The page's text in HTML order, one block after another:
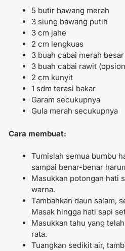
5 butir bawang merah
3 siung bawang putih
3 cm jahe
2 cm lengkuas
3 buah cabai merah
3 buah cabai rawit
2 cm kunyit
1 sdm terasi bakar
Garam secukupnya
Gula merah secukupnya
Cara membuat:
Tumislah semua bumbu
sampai benar-benar
Masukkan potongan hati
warna.
Tambahkan daun salam,
Masak hingga hati sapi
Masukkan tahu yang
rata.
Tuangkan sedikit air,